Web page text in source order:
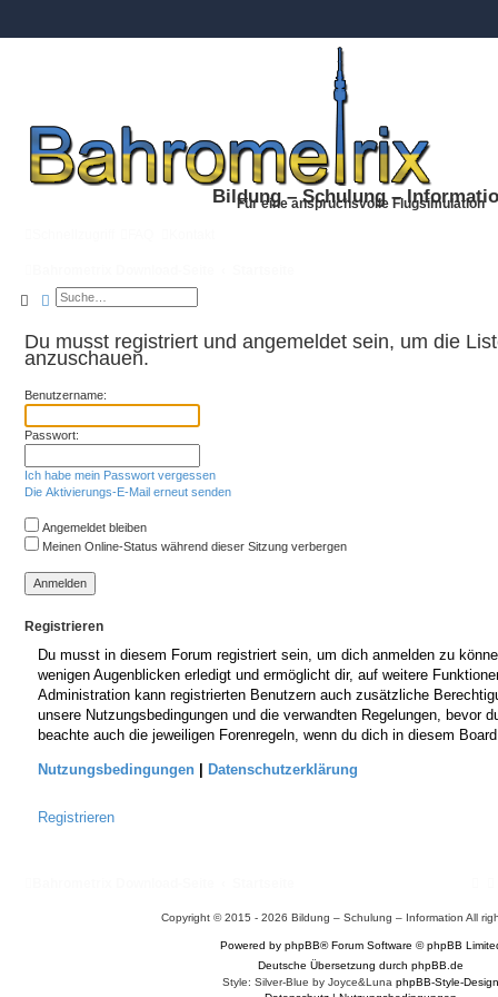
Bildung – Schulung –
Für eine anspruchsvolle Flugsimulation
SucheErweiterte Suche
Du musst registriert und angemeldet sein, um die
anzuschauen.
Benutzername:
Passwort:
Ich habe mein Passwort vergessen
Die Aktivierungs-E-Mail erneut senden
Angemeldet bleiben
Meinen Online-Status während dieser Sitzung verbergen
Registrieren
Du musst in diesem Forum registriert sein, um dich anmelden zu
wenigen Augenblicken erledigt und ermöglicht dir, auf weitere
Administration kann registrierten Benutzern auch zusätzliche
unsere Nutzungsbedingungen und die verwandten Regelungen, bevor
beachte auch die jeweiligen Forenregeln, wenn du dich in diesem
Nutzungsbedingungen Datenschutzerklärung
Registrieren
Copyright © 2015 - 2026 Bildung – Schulung – Information All
Powered by phpBB® Forum Software © phpBB
Deutsche Übersetzung durch phpBB.de
Style: Silver-Blue by Joyce&Luna phpBB-Style-Design